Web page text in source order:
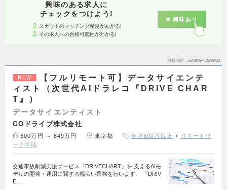
興味のある求人に
チェックをつけよう!
スカウトのマッチング精度があがる!
その求人への合格可能性がわかる!
興味あり
掲載期間 26/08/09～26/08/22
NEW
【フルリモート可】データサイエンテ
ィスト（次世代AIドラレコ『DRIVE CHAR
T』）
データサイエンティスト
GOドライブ株式会社
600万円 ～ 849万円 東京都 年収600万以上
リモートワ
ーク可能
交通事故削減支援サービス『DRIVECHART』を 支えるAIモ
デルの開発・運用に関する幅広い業務を行います。 『DRIV
E…